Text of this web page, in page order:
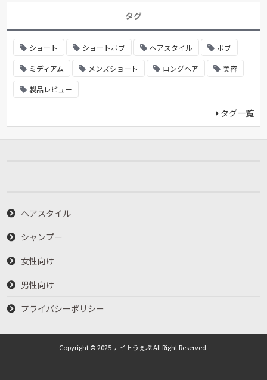
タグ
ショート ショートボブ ヘアスタイル ボブ
ミディアム メンズショート ロングヘア 美容
製品レビュー
タグ一覧
ヘアスタイル
シャンプー
女性向け
男性向け
プライバシーポリシー
Copyright © 2025 ナイトうぇぶ All Right Reserved.